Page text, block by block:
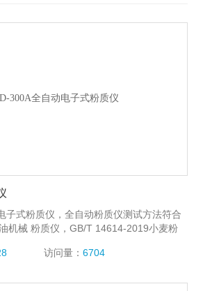
子式粉质仪，全自动粉质仪测试方法符合
机械 粉质仪，GB/T 14614-2019小麦粉
用仪器，也是当前我国各质量检测机构
较为广泛的仪器之一，可以为小麦育
、保证产品质量稳定、以及指导新产品的
访问量： 6704